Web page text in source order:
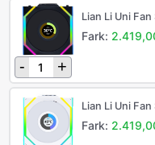
Lian Li Uni
Fark:
- +
Lian Li Uni
Fark: